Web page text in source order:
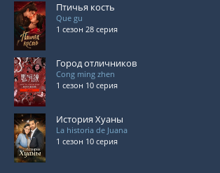
Птичья кость
Que gu
1 сезон 28 серия
Город отличников
Cong ming zhen
1 сезон 10 серия
История Хуаны
La historia de Juana
1 сезон 10 серия